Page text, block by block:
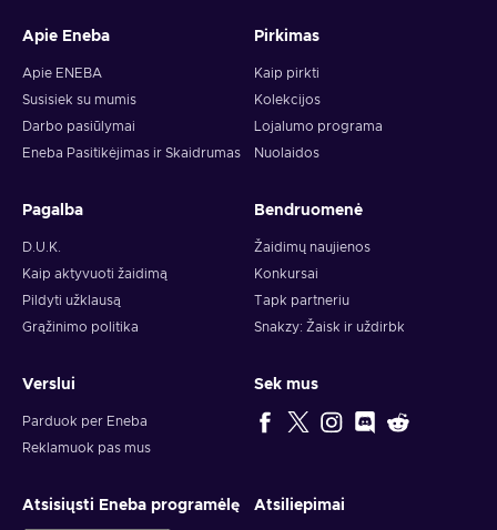
Apie Eneba
Apie ENEBA
Susisiek su mumis
Darbo pasiūlymai
Eneba Pasitikėjimas ir Skaidrumas
Pirkimas
Kaip pirkti
Kolekcijos
Lojalumo programa
Nuolaidos
Pagalba
D.U.K.
Kaip aktyvuoti žaidimą
Pildyti užklausą
Grąžinimo politika
Bendruomenė
Žaidimų naujienos
Konkursai
Tapk partneriu
Snakzy: Žaisk ir uždirbk
Verslui
Parduok per Eneba
Reklamuok pas mus
Sek mus
Atsisiųsti Eneba programėlę Atsiliepimai